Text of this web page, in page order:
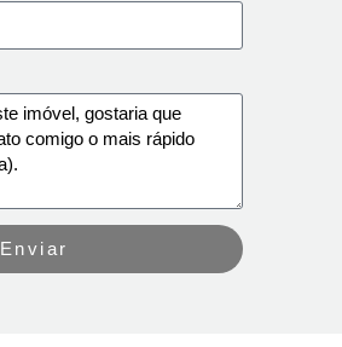
Enviar